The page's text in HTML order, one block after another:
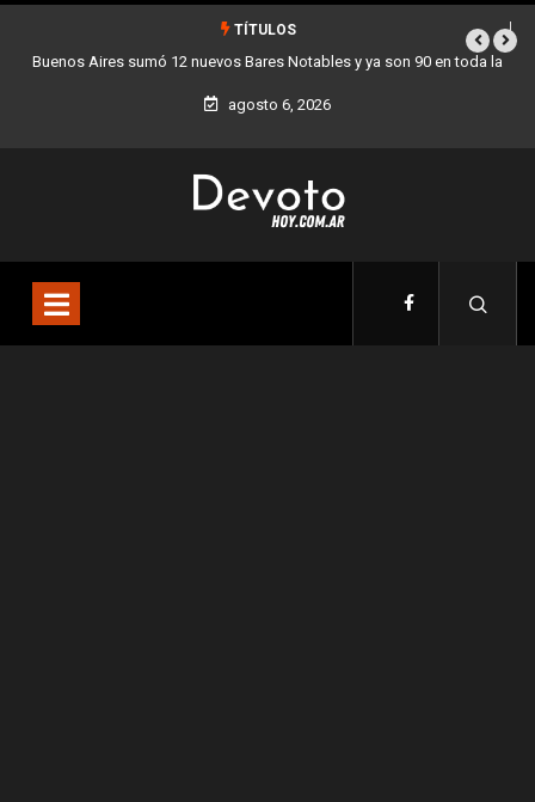
TÍTULOS
la Los stands móviles de la Ciudad llegan esta semana a Villa Devoto
agosto 6, 2026